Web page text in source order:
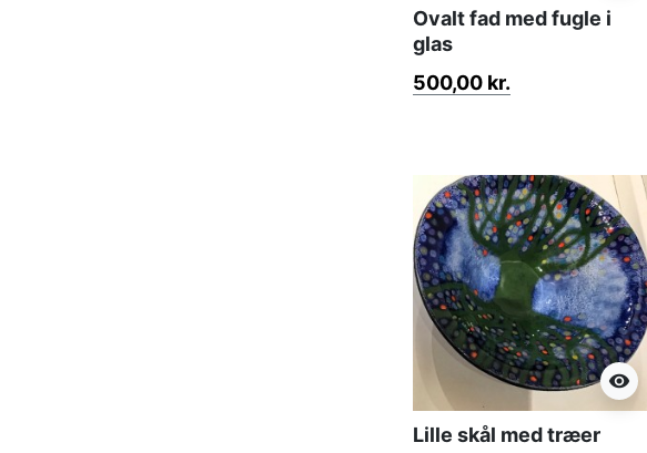
Ovalt fad med fugle i
glas
500,00 kr.
visibility
Lille skål med træer